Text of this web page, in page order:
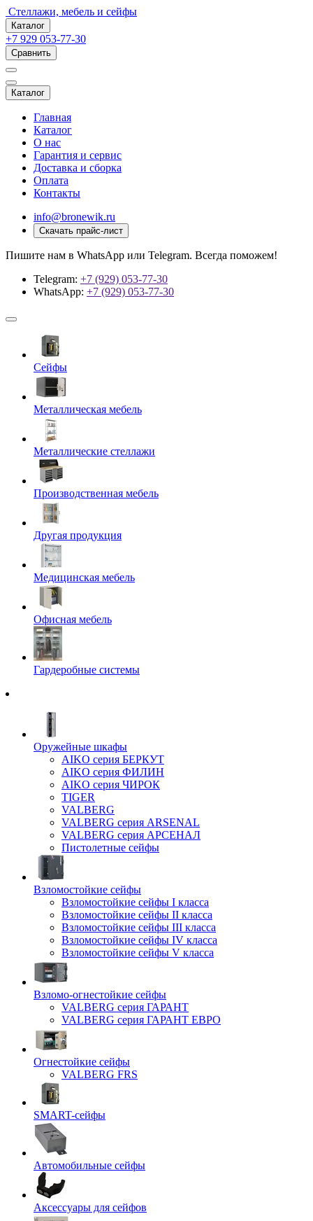
Стеллажи, мебель и сейфы
Каталог
+7 929 053-77-30
Сравнить
Каталог
Главная
Каталог
О нас
Гарантия и сервис
Доставка и сборка
Оплата
Контакты
info@bronewik.ru
Скачать прайс-лист
Пишите нам в WhatsApp или Telegram. Всегда поможем!
Telegram: +7 (929) 053-77-30
WhatsApp: +7 (929) 053-77-30
Сейфы
Металлическая мебель
Металлические стеллажи
Производственная мебель
Другая продукция
Медицинская мебель
Офисная мебель
Гардеробные системы
Оружейные шкафы
AIKO серия БЕРКУТ
AIKO серия ФИЛИН
AIKO серия ЧИРОК
TIGER
VALBERG
VALBERG серия ARSENAL
VALBERG серия АРСЕНАЛ
Пистолетные сейфы
Взломостойкие сейфы
Взломостойкие сейфы I класса
Взломостойкие сейфы II класса
Взломостойкие сейфы III класса
Взломостойкие сейфы IV класса
Взломостойкие сейфы V класса
Взломо-огнестойкие сейфы
VALBERG серия ГАРАНТ
VALBERG серия ГАРАНТ ЕВРО
Огнестойкие сейфы
VALBERG FRS
SMART-сейфы
Автомобильные сейфы
Аксессуары для сейфов